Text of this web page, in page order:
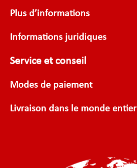
Plus d’informations
Informations juridiques
Service et conseil
Modes de paiement
Livraison dans le monde entier